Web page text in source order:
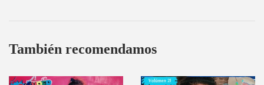
También recomendamos